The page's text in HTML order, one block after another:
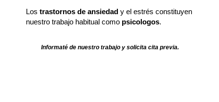
Los trastornos de ansiedad y el estrés constituyen
nuestro trabajo habitual como psicologos.
Informaté de nuestro trabajo y solicita cita previa.